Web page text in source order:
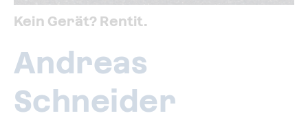
Kein Gerät? Rentit.
Andreas
Schneider